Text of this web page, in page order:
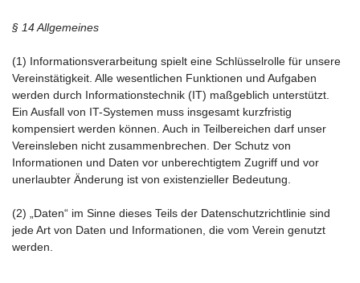
§ 14 Allgemeines
(1) Informationsverarbeitung spielt eine Schlüsselrolle für unsere
Vereinstätigkeit. Alle wesentlichen Funktionen und Aufgaben
werden durch Informationstechnik (IT) maßgeblich unterstützt.
Ein Ausfall von IT-Systemen muss insgesamt kurzfristig
kompensiert werden können. Auch in Teilbereichen darf unser
Vereinsleben nicht zusammenbrechen. Der Schutz von
Informationen und Daten vor unberechtigtem Zugriff und vor
unerlaubter Änderung ist von existenzieller Bedeutung.
(2) „Daten“ im Sinne dieses Teils der Datenschutzrichtlinie sind
jede Art von Daten und Informationen, die vom Verein genutzt
werden.